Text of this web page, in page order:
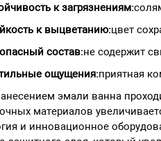
к загрязнениям:
к выцветанию:цвет
состав:не содержит
ощущения:приятная
эмали ванна
материалов
и инновационное